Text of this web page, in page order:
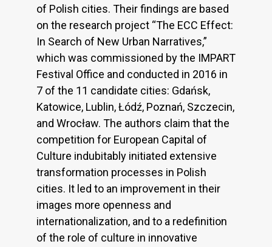
of Polish cities. Their findings are based
on the research project “The ECC Effect:
In Search of New Urban Narratives,”
which was commissioned by the IMPART
Festival Office and conducted in 2016 in
7 of the 11 candidate cities: Gdańsk,
Katowice, Lublin, Łódź, Poznań, Szczecin,
and Wrocław. The authors claim that the
competition for European Capital of
Culture indubitably initiated extensive
transformation processes in Polish
cities. It led to an improvement in their
images more openness and
internationalization, and to a redefinition
of the role of culture in innovative